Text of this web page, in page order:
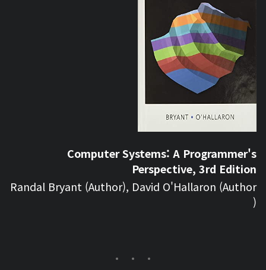
Computer Systems: A Programmer's
Perspective, 3rd Edition
Randal Bryant (Author), David O'Hallaron (Author
)